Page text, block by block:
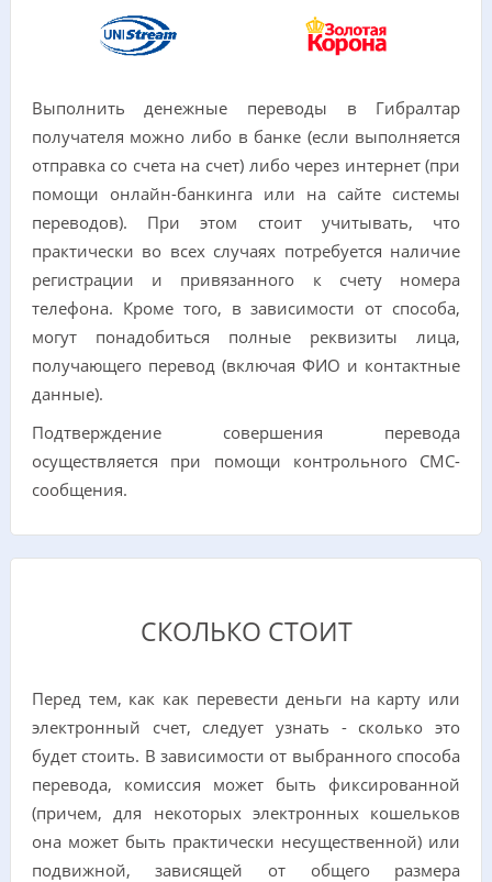
Выполнить денежные переводы в Гибралтар
получателя можно либо в банке (если выполняется
отправка со счета на счет) либо через интернет (при
помощи онлайн-банкинга или на сайте системы
переводов). При этом стоит учитывать, что
практически во всех случаях потребуется наличие
регистрации и привязанного к счету номера
телефона. Кроме того, в зависимости от способа,
могут понадобиться полные реквизиты лица,
получающего перевод (включая ФИО и контактные
данные).
Подтверждение совершения перевода
осуществляется при помощи контрольного СМС-
сообщения.
СКОЛЬКО СТОИТ
Перед тем, как как перевести деньги на карту или
электронный счет, следует узнать - сколько это
будет стоить. В зависимости от выбранного способа
перевода, комиссия может быть фиксированной
(причем, для некоторых электронных кошельков
она может быть практически несущественной) или
подвижной, зависящей от общего размера